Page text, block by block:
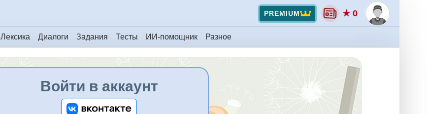
PREMIUM ★ 0
Лексика Диалоги Задания Тесты ИИ-помощник Разное
Войти в аккаунт